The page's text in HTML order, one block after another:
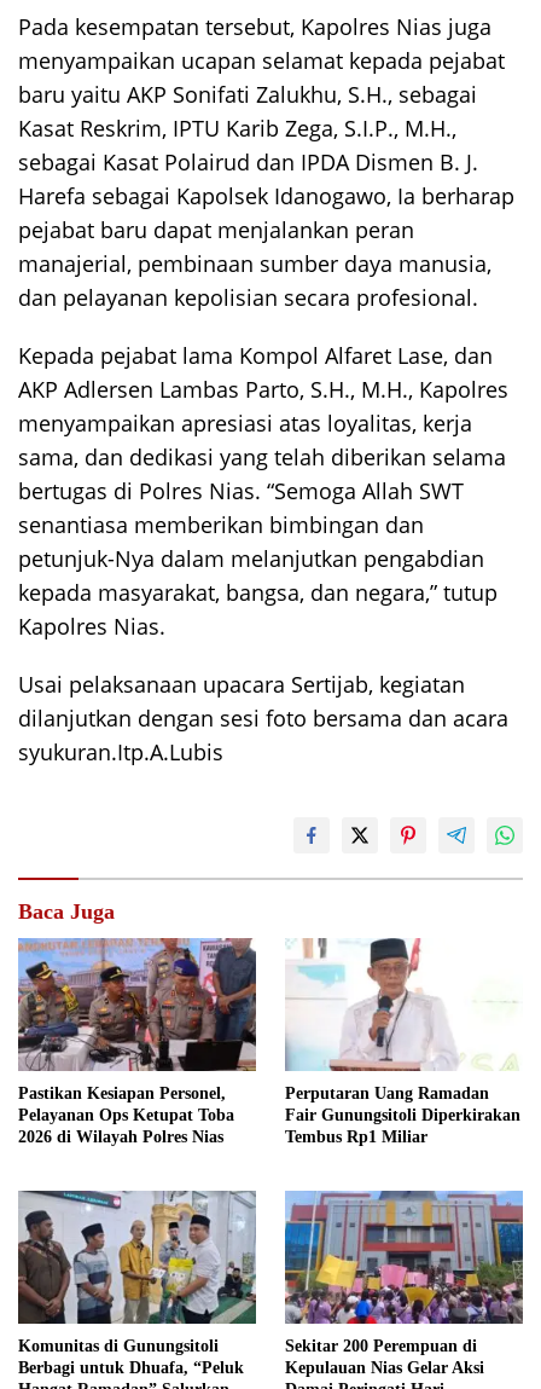
Pada kesempatan tersebut, Kapolres Nias juga
menyampaikan ucapan selamat kepada pejabat
baru yaitu AKP Sonifati Zalukhu, S.H., sebagai
Kasat Reskrim, IPTU Karib Zega, S.I.P., M.H.,
sebagai Kasat Polairud dan IPDA Dismen B. J.
Harefa sebagai Kapolsek Idanogawo, Ia berharap
pejabat baru dapat menjalankan peran
manajerial, pembinaan sumber daya manusia,
dan pelayanan kepolisian secara profesional.
Kepada pejabat lama Kompol Alfaret Lase, dan
AKP Adlersen Lambas Parto, S.H., M.H., Kapolres
menyampaikan apresiasi atas loyalitas, kerja
sama, dan dedikasi yang telah diberikan selama
bertugas di Polres Nias. “Semoga Allah SWT
senantiasa memberikan bimbingan dan
petunjuk-Nya dalam melanjutkan pengabdian
kepada masyarakat, bangsa, dan negara,” tutup
Kapolres Nias.
Usai pelaksanaan upacara Sertijab, kegiatan
dilanjutkan dengan sesi foto bersama dan acara
syukuran.Itp.A.Lubis
Baca Juga
Pastikan Kesiapan Personel,
Pelayanan Ops Ketupat Toba
2026 di Wilayah Polres Nias
Perputaran Uang Ramadan
Fair Gunungsitoli Diperkirakan
Tembus Rp1 Miliar
Komunitas di Gunungsitoli
Berbagi untuk Dhuafa, “Peluk
Sekitar 200 Perempuan di
Kepulauan Nias Gelar Aksi